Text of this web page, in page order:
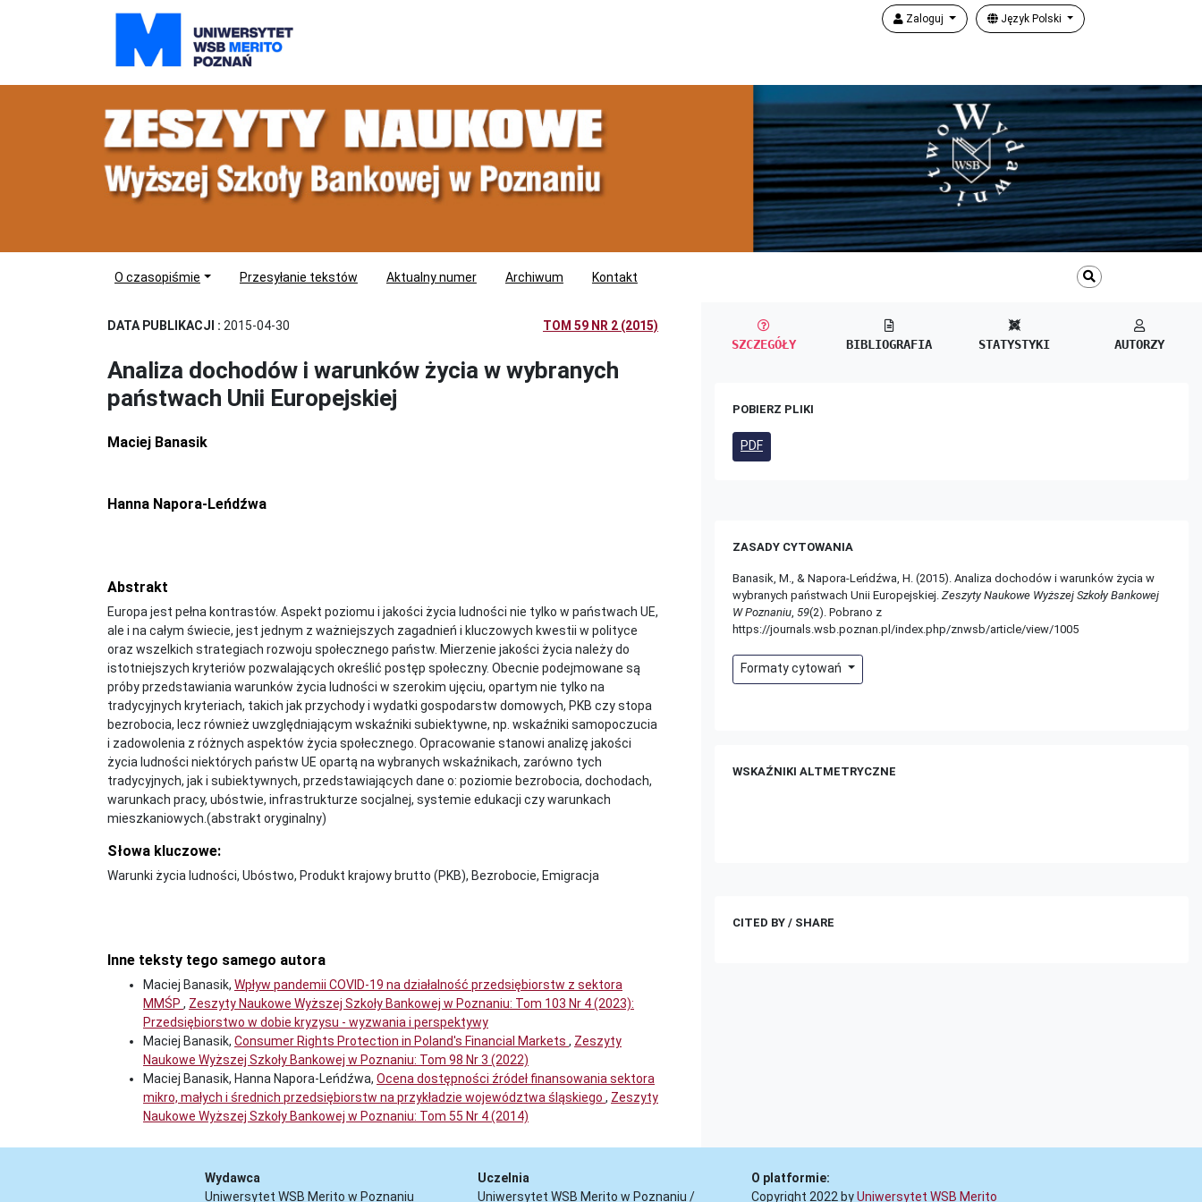
Zaloguj Język Polski
O czasopiśmie Przesyłanie tekstów Aktualny numer Archiwum Kontakt
DATA PUBLIKACJI : 2015-04-30 TOM 59 NR 2 (2015)
Analiza dochodów i warunków życia w wybranych
państwach Unii Europejskiej
Maciej Banasik
Hanna Napora-Leńdźwa
Abstrakt
Europa jest pełna kontrastów. Aspekt poziomu i jakości życia ludności nie tylko w państwach UE,
ale i na całym świecie, jest jednym z ważniejszych zagadnień i kluczowych kwestii w polityce
oraz wszelkich strategiach rozwoju społecznego państw. Mierzenie jakości życia należy do
istotniejszych kryteriów pozwalających określić postęp społeczny. Obecnie podejmowane są
próby przedstawiania warunków życia ludności w szerokim ujęciu, opartym nie tylko na
tradycyjnych kryteriach, takich jak przychody i wydatki gospodarstw domowych, PKB czy stopa
bezrobocia, lecz również uwzględniającym wskaźniki subiektywne, np. wskaźniki samopoczucia
i zadowolenia z różnych aspektów życia społecznego. Opracowanie stanowi analizę jakości
życia ludności niektórych państw UE opartą na wybranych wskaźnikach, zarówno tych
tradycyjnych, jak i subiektywnych, przedstawiających dane o: poziomie bezrobocia, dochodach,
warunkach pracy, ubóstwie, infrastrukturze socjalnej, systemie edukacji czy warunkach
mieszkaniowych.(abstrakt oryginalny)
Słowa kluczowe:
Warunki życia ludności, Ubóstwo, Produkt krajowy brutto (PKB), Bezrobocie, Emigracja
Inne teksty tego samego autora
Maciej Banasik, Wpływ pandemii COVID-19 na działalność przedsiębiorstw z sektora
MMŚP , Zeszyty Naukowe Wyższej Szkoły Bankowej w Poznaniu: Tom 103 Nr 4 (2023):
Przedsiębiorstwo w dobie kryzysu - wyzwania i perspektywy
Maciej Banasik, Consumer Rights Protection in Poland's Financial Markets , Zeszyty
Naukowe Wyższej Szkoły Bankowej w Poznaniu: Tom 98 Nr 3 (2022)
Maciej Banasik, Hanna Napora-Leńdźwa, Ocena dostępności źródeł finansowania sektora
mikro, małych i średnich przedsiębiorstw na przykładzie województwa śląskiego , Zeszyty
Naukowe Wyższej Szkoły Bankowej w Poznaniu: Tom 55 Nr 4 (2014)
SZCZEGÓŁY BIBLIOGRAFIA STATYSTYKI AUTORZY
POBIERZ PLIKI
PDF
ZASADY CYTOWANIA
Banasik, M., & Napora-Leńdźwa, H. (2015). Analiza dochodów i warunków życia w
wybranych państwach Unii Europejskiej. Zeszyty Naukowe Wyższej Szkoły Bankowej
W Poznaniu 59(2). Pobrano z
https://journals.wsb.poznan.pl/index.php/znwsb/article/view/1005
Formaty cytowań
WSKAŹNIKI ALTMETRYCZNE
CITED BY / SHARE
Wydawca
Uniwersytet WSB Merito w Poznaniu
Uczelnia
Uniwersytet WSB Merito w Poznaniu /
O platformie:
Copyright 2022 byUniwersytet WSB Merito